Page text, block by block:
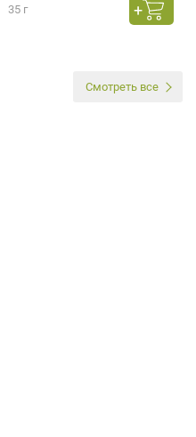
35 г
Смотреть все